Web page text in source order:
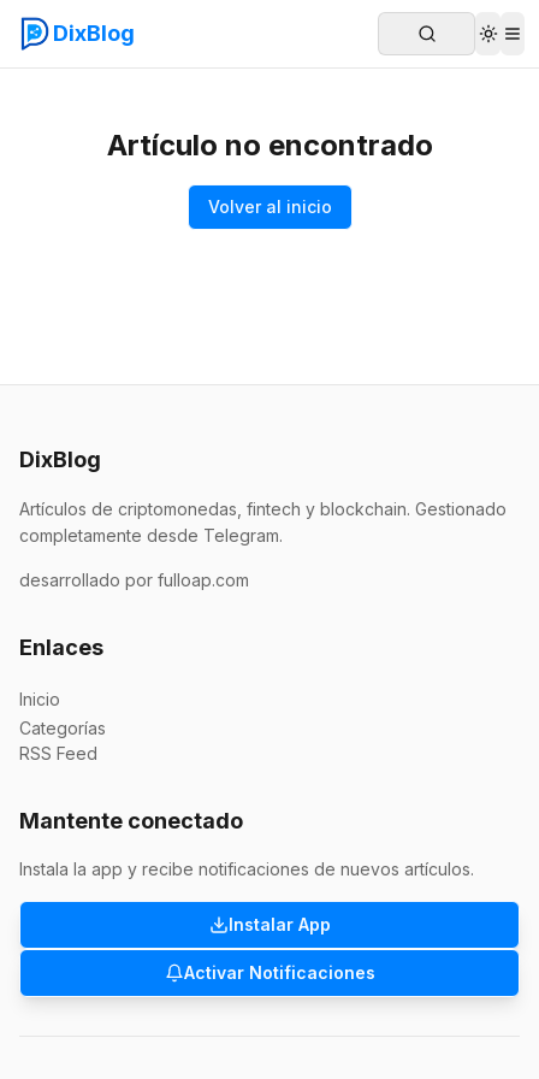
DixBlog
Artículo no encontrado
Volver al inicio
DixBlog
Artículos de criptomonedas, fintech y blockchain. Gestionado
completamente desde Telegram.
desarrollado por fulloap.com
Enlaces
Inicio
Categorías
RSS Feed
Mantente conectado
Instala la app y recibe notificaciones de nuevos artículos.
Instalar App
Activar Notificaciones